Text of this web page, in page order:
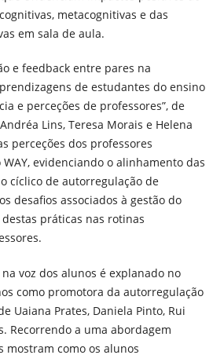
metacognitivas e das
em sala de aula.
e feedback entre pares na
de estudantes do ensino
e perceções de professores”, de
Lins, Teresa Morais e Helena
perceções dos professores
evidenciando o alinhamento das
cíclico de autorregulação de
desafios associados à gestão do
práticas nas rotinas
voz dos alunos é explanado no
como promotora da autorregulação
Uaiana Prates, Daniela Pinto, Rui
Recorrendo a uma abordagem
mostram como os alunos